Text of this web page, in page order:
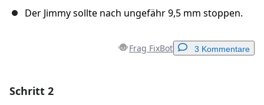
Der Jimmy sollte nach ungefähr 9,5 mm stoppen.
Frag FixBot 3 Kommentare
Schritt 2